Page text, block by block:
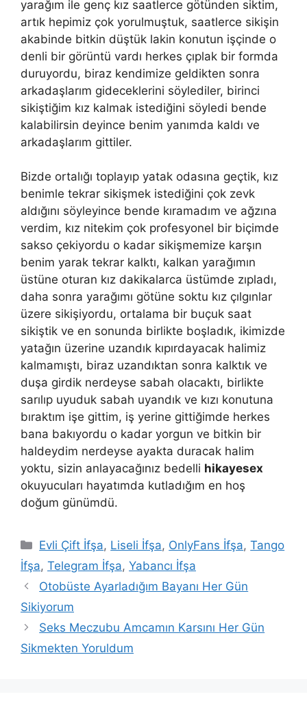
yarağım ile genç kız saatlerce götünden siktim,
artık hepimiz çok yorulmuştuk, saatlerce sikişin
akabinde bitkin düştük lakin konutun işçinde o
denli bir görüntü vardı herkes çıplak bir formda
duruyordu, biraz kendimize geldikten sonra
arkadaşlarım gideceklerini söylediler, birinci
sikiştiğim kız kalmak istediğini söyledi bende
kalabilirsin deyince benim yanımda kaldı ve
arkadaşlarım gittiler.
Bizde ortalığı toplayıp yatak odasına geçtik, kız
benimle tekrar sikişmek istediğini çok zevk
aldığını söyleyince bende kıramadım ve ağzına
verdim, kız nitekim çok profesyonel bir biçimde
sakso çekiyordu o kadar sikişmemize karşın
benim yarak tekrar kalktı, kalkan yarağımın
üstüne oturan kız dakikalarca üstümde zıpladı,
daha sonra yarağımı götüne soktu kız çılgınlar
üzere sikişiyordu, ortalama bir buçuk saat
sikiştik ve en sonunda birlikte boşladık, ikimizde
yatağın üzerine uzandık kıpırdayacak halimiz
kalmamıştı, biraz uzandıktan sonra kalktık ve
duşa girdik nerdeyse sabah olacaktı, birlikte
sarılıp uyuduk sabah uyandık ve kızı konutuna
bıraktım işe gittim, iş yerine gittiğimde herkes
bana bakıyordu o kadar yorgun ve bitkin bir
haldeydim nerdeyse ayakta duracak halim
yoktu, sizin anlayacağınız bedelli hikayesex
okuyucuları hayatımda kutladığım en hoş
doğum günümdü.
Kategoriler
Evli Çift İfşa, Liseli İfşa, OnlyFans İfşa,Tango
İfşa, Telegram İfşa, Yabancı İfşa
Otobüste Ayarladığım Bayanı Her Gün
Sikiyorum
Seks Meczubu Amcamın Karsını Her Gün
Sikmekten Yoruldum